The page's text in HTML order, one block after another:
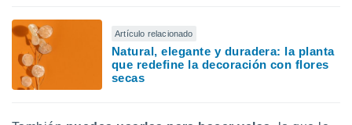
Artículo relacionado
Natural, elegante y duradera: la planta
que redefine la decoración con flores
secas